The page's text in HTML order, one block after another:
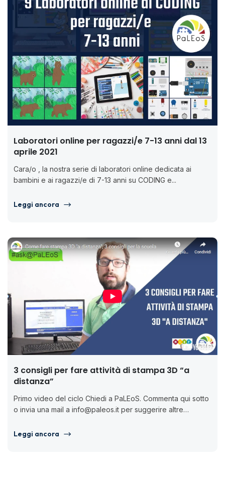
Laboratori online per ragazzi/e 7-13 anni dal 13
aprile 2021
Cara/o , la nostra serie di laboratori online dedicata ai
bambini e ai ragazzi/e di 7-13 anni su CODING e...
Leggi ancora
3 consigli per fare attività di stampa 3D “a
distanza”
Primo video del ciclo Chiedi a PaLEoS. Commenta qui sotto
o invia una mail a info@paleos.it per suggerire altre
Leggi ancora